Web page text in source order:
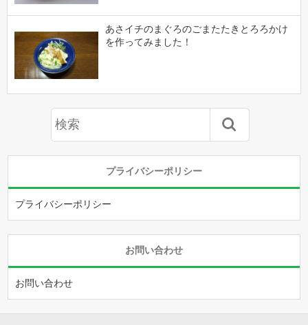
あさイチのまぐろのごまたたきとろろかけ
を作ってみました！
プライバシーポリシー
プライバシーポリシー
お問い合わせ
お問い合わせ